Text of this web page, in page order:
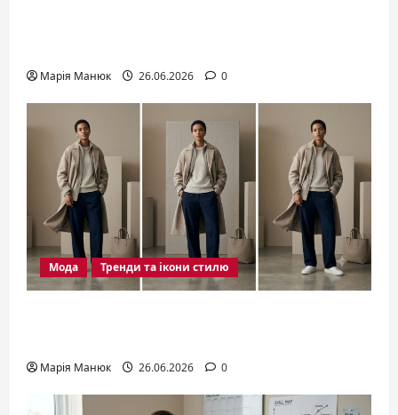
Марія Манюк 26.06.2026 0
Мода Тренди та ікони стилю
Марія Манюк 26.06.2026 0